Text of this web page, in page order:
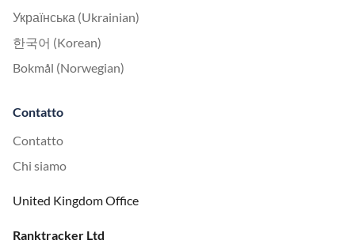
Українська (Ukrainian)
한국어 (Korean)
Bokmål (Norwegian)
Contatto
Contatto
Chi siamo
United Kingdom Office
Ranktracker Ltd